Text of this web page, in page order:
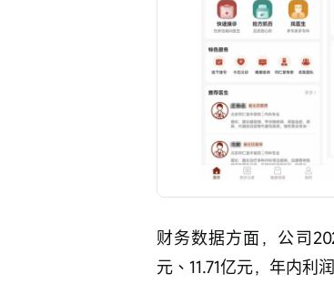
财务数据方面，公司
元、11.71亿元，年内利